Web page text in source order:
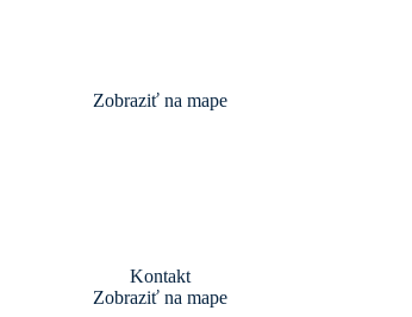
Zobraziť na mape
Kontakt
Zobraziť na mape